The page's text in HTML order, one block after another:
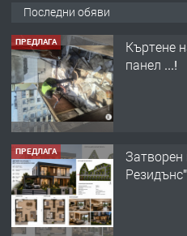
Последни обяви
ПРЕДЛАГА
Къртене
панел ...!
ПРЕДЛАГА